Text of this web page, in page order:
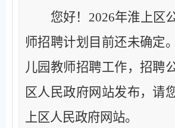
您好！ 2026年淮上区
师招聘计划目前还未确定
儿园教师招聘工作，招聘
区人民政府网站发布，请
上区人民政府网站。